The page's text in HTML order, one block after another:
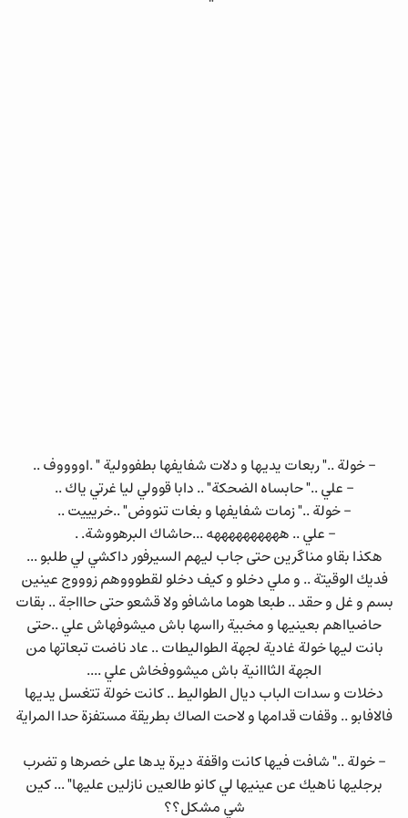
- خولة .." ربعات يديها و دلات شفايفها بطفوولية " .اووووف ..
- علي .." حابساه الضحكة" .. دابا قوولي ليا غرتي ياك ..
- خولة .." زمات شفايفها و بغات تنووض" ..خريييت ..
- علي .. ههههههههههه ...حاشاك البرهووشة. .
هكذا بقاو مناگرين حتى جاب ليهم السيرفور داكشي لي طلبو ...
فديك الوقيتة .. و ملي دخلو و كيف دخلو لقطوووهم زوووج عينين
بسم و غل و حقد .. طبعا هوما ماشافو ولا قشعو حتى حاااجة .. بقات
حاضيااهم بعينيها و مخبية رااسها باش ميشوفهاش علي ..حتى
بانت ليها خولة غادية لجهة الطواليطات .. عاد ناضت تبعاتها من
الجهة الثااانية باش ميشووفخاش علي ....
دخلات و سدات الباب ديال الطواليط .. كانت خولة تتغسل يديها
فالافابو .. وقفات قدامها و لاحت الصاك بطريقة مستفزة حدا المراية
- خولة .." شافت فيها كانت واقفة ديرة يدها على خصرها و تضرب
برجليها ناهيك عن عينيها لي كانو طالعين نازلين عليها" ... كين
شي مشكل؟؟